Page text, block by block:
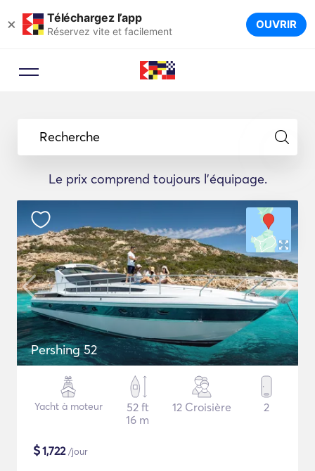
× Téléchargez l’app
Réservez vite et facilement OUVRIR
Recherche
Le prix comprend toujours l'équipage.
Pershing 52
Yacht à moteur
52 ft
16 m
12 Croisière 2
$1,722/jour